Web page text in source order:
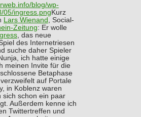
blog/wp-
05/ingress.png Kurz
Lars Wienand
, Social-
Zeitung: Er wolle
, das neue
des Internetriesen
suche daher Spieler
ich hatte einige
meinen Invite für die
Betaphase
auf Portale
in Koblenz waren
sich schon ein paar
Außerdem kenne ich
Twittertreffen und